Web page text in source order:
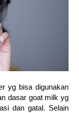
yg bisa digunakan
dasar goat milk yg
dan gatal. Selain